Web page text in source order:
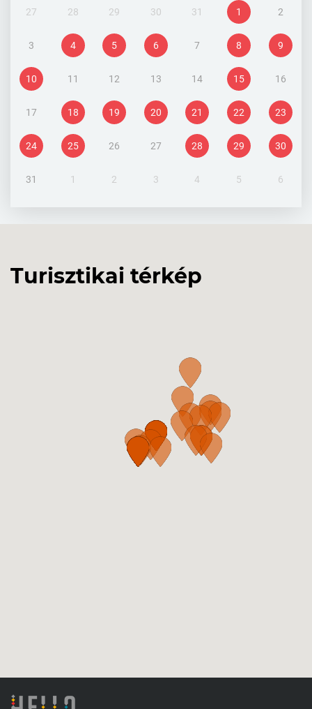
27 28 29 30 31 1 2
3 4 5 6 7 8 9
10 11 12 13 14 15 16
17 18 19 20 21 22 23
24 25 26 27 28 29 30
31 1 2 3 4 5 6
Turisztikai térkép